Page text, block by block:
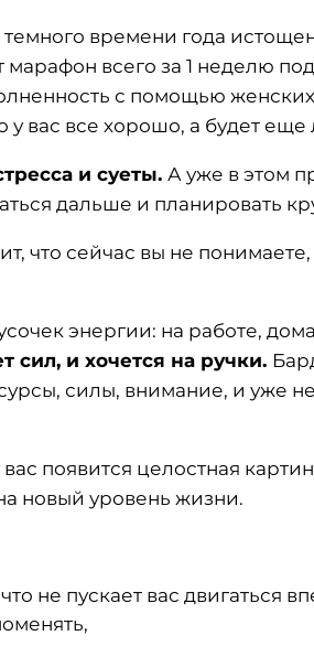
времени года
марафон всего за 1 неделю
с помощью
вас все хорошо, а будет еще
и суеты.А уже в этом
дальше и планировать
что сейчас вы не понимаете,
энергии: на работе,
сил, и хочется на ручки.
силы, внимание, и уже
появится целостная
новый уровень жизни.
не пускает вас двигаться